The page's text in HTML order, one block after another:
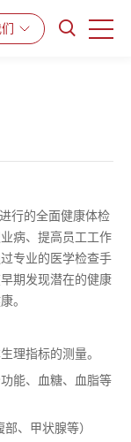
案 资源中心
行的全面健康体检
病、提高员工工作
专业的医学检查手
期发现潜在的健康
。
理指标的测量。
能、血糖、血脂等
、甲状腺等）